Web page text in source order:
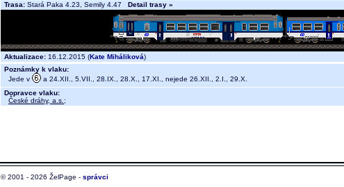
Trasa: Stará Paka 4.23, Semily 4.47 Detail trasy »
Aktualizace: 16.12.2015 (Kate Miháliková)
Poznámky k vlaku:
Jede v
a 24.XII., 5.VII., 28.IX., 28.X., 17.XI., nejede 26.XII., 2.I., 29.X.
Dopravce vlaku:
České dráhy, a.s. ;
© 2001 - 2026 ŽelPage - správci